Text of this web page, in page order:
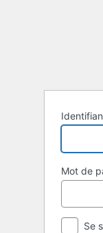
Mot de
Se